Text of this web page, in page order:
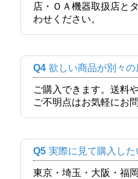
店・ＯＡ機器取扱店と
わせください。
Q4 欲しい商品が別々
ご購入できます。送料
ご不明点はお気軽にお
Q5 実際に見て購入した
東京・埼玉・大阪・福